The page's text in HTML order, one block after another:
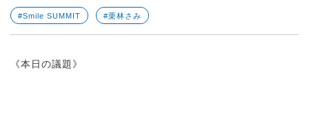
#Smile SUMMIT #栗林さみ
《本日の議題》